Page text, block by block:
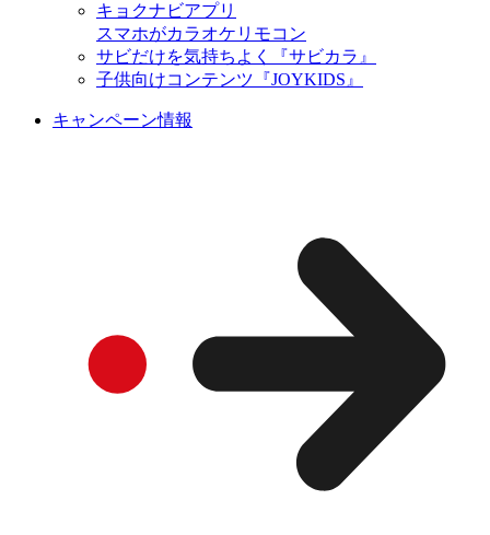
キョクナビアプリ
スマホがカラオケリモコン
サビだけを気持ちよく『サビカラ』
子供向けコンテンツ『JOYKIDS』
キャンペーン情報